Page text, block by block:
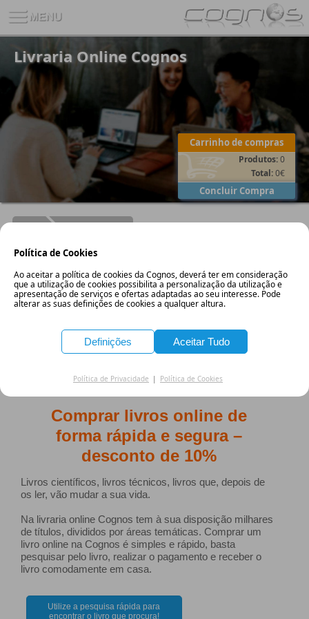
Política de Cookies
Ao aceitar a política de cookies da Cognos, deverá ter em consideração
que a utilização de cookies possibilita a personalização da utilização e
apresentação de serviços e ofertas adaptadas ao seu interesse. Pode
alterar as suas definições de cookies a qualquer altura.
Definições Aceitar Tudo
Política de Privacidade | Política de Cookies
Carrinho de compras
Produtos:0
Total:0€
Concluir Compra
Livraria Online Cognos
Loja Comprar Livros
Livraria Online Cognos
Comprar livros online de
forma rápida e segura –
desconto de 10%
Livros científicos, livros técnicos, livros que, depois de
os ler, vão mudar a sua vida.
Na livraria online Cognos tem à sua disposição milhares
de títulos, divididos por áreas temáticas. Comprar um
livro online na Cognos é simples e rápido, basta
pesquisar pelo livro, realizar o pagamento e receber o
livro comodamente em casa.
Utilize a pesquisa rápida para
encontrar o livro que procura!